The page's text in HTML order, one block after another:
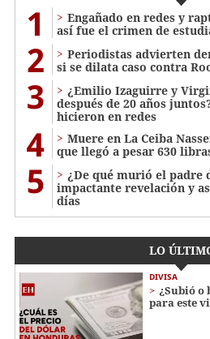
1
Engañado en redes y
así fue el crimen de
2
Periodistas advierten
si se dilata caso contra
3
¿Emilio Izaguirre y
después de 20 años
hicieron en redes
4
Muere en La Ceiba
que llegó a pesar 630
5
¿De qué murió el padre
impactante revelación y
días
LO
DIVISA
¿Subió o
para este